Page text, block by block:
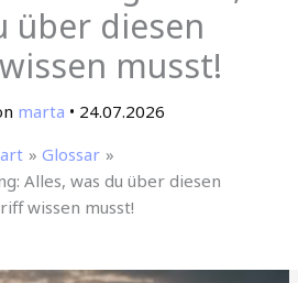
über diesen
musst!
marta • 24.07.2026
Glossar
Alles, was du über diesen
wissen musst!